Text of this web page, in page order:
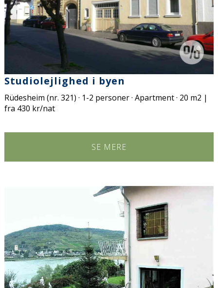
Studiolejlighed i byen
Rüdesheim (nr. 321) · 1-2 personer · Apartment · 20 m2 |
fra 430 kr/nat
SE MERE